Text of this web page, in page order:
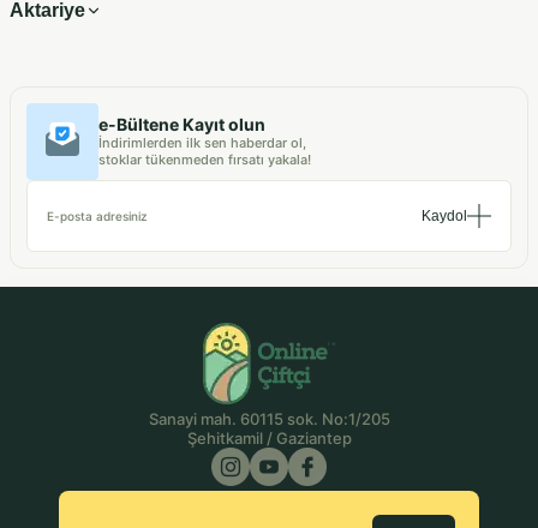
Aktariye
e-Bültene Kayıt olun
İndirimlerden ilk sen haberdar ol,
stoklar tükenmeden fırsatı yakala!
E-posta adresiniz Kaydol
Sanayi mah. 60115 sok. No:1/205
Şehitkamil / Gaziantep